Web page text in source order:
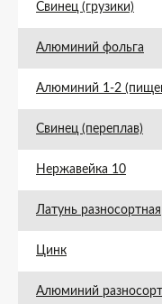
Свинец (грузики)
Алюминий фольга
Алюминий 1-2
Свинец (переплав)
Нержавейка 10
Латунь разносортная
Цинк
Алюминий